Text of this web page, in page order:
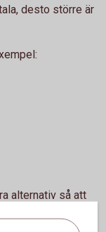
desto större är
alternativ så att